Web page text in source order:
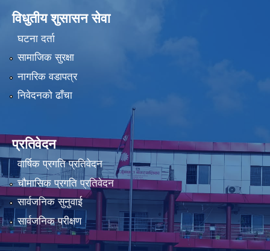
विधुतीय शुसासन सेवा
घटना दर्ता
सामाजिक सुरक्षा
नागरिक वडापत्र
निवेदनको ढाँचा
प्रतिवेदन
वार्षिक प्रगति प्रतिवेदन
चौमासिक प्रगति प्रतिवेदन
सार्वजनिक सुनुवाई
सार्वजनिक परीक्षण